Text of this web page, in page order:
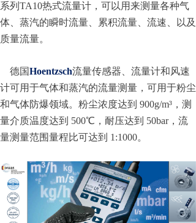
系列TA10热式流量计，可以用来测量各种气
体、蒸汽的瞬时流量、累积流量、流速、以及
质量流量。
德国Hoentzsch流量传感器、流量计和风速
计可用于气体和蒸汽的流量测量，可用于粉尘
和气体防爆领域。粉尘浓度达到 900g/m³，测
量介质温度达到 500℃，耐压达到 50bar，流
量测量范围量程比可达到 1:1000。